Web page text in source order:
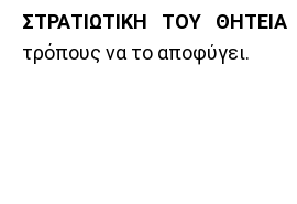
ΣΤΡΑΤΙΩΤΙΚΗ ΤΟΥ ΘΗΤΕΙΑ
τρόπους να το αποφύγει.